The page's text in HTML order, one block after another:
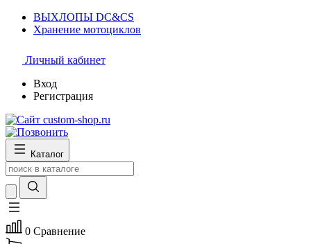
ВЫХЛОПЫ DC&CS
Хранение мотоциклов
Личный кабинет
Вход
Регистрация
Каталог
0 Сравнение